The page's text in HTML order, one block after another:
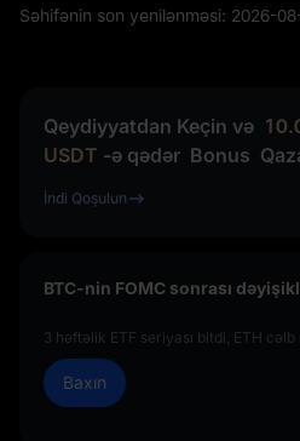
Səhifənin son yenilənməsi: 2026-
Qeydiyyatdan Keçin və
USDT -ə qədər Bonus
İndi Qoşulun
BTC-nin FOMC sonrası
3 həftəlik ETF seriyası bitdi, ETH cəlb
Baxın